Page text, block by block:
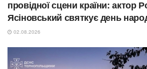
провідної сцени країни: актор
Ясіновський святкує день
02.08.2026